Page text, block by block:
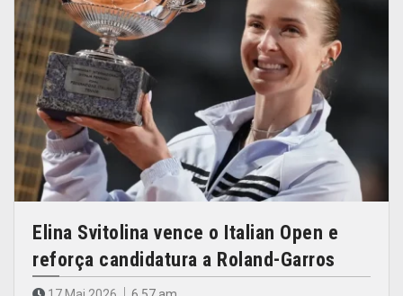
Elina Svitolina vence o Italian Open e
reforça candidatura a Roland-Garros